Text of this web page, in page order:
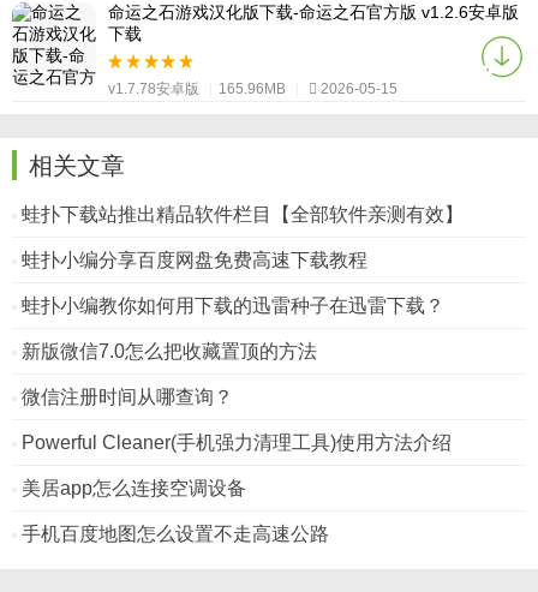
命运之石游戏汉化版下载-命运之石官方版 v1.2.6安卓版
下载
v1.7.78安卓版 165.96MB 2026-05-15
相关文章
蛙扑下载站推出精品软件栏目【全部软件亲测有效】
蛙扑小编分享百度网盘免费高速下载教程
蛙扑小编教你如何用下载的迅雷种子在迅雷下载？
新版微信7.0怎么把收藏置顶的方法
微信注册时间从哪查询？
Powerful Cleaner(手机强力清理工具)使用方法介绍
美居app怎么连接空调设备
手机百度地图怎么设置不走高速公路